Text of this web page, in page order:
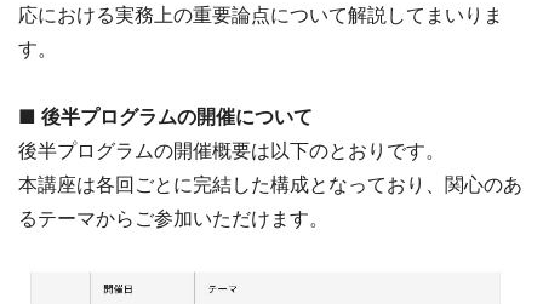
応における実務上の重要論点について解説してまいりま
す。
■ 後半プログラムの開催について
後半プログラムの開催概要は以下のとおりです。
本講座は各回ごとに完結した構成となっており、関心のあ
るテーマからご参加いただけます。